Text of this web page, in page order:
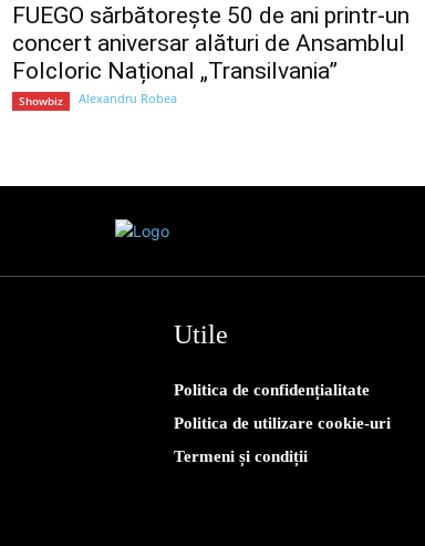
FUEGO sărbătorește 50 de ani printr-un
concert aniversar alături de Ansamblul
Folcloric Național „Transilvania”
Showbiz Alexandru Robea
Utile
Politica de confidențialitate
Politica de utilizare cookie-uri
Termeni și condiții